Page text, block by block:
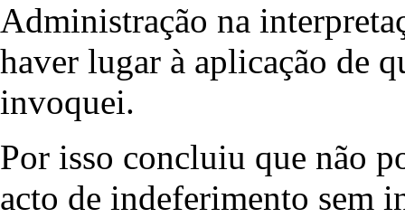
Administração na
haver lugar à aplicação de
invoquei.
Por isso concluiu que não
acto de indeferimento sem